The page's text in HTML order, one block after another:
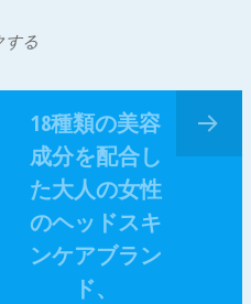
する
18種類の美容
成分を配合し
た大人の女性
のヘッドスキ
ンケアブラン
ド、